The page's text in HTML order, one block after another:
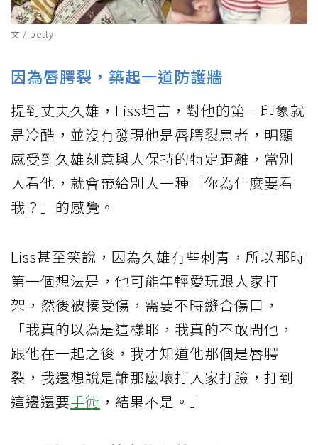
文 / betty
因為唇腭裂，築起一道防護牆
提到丈夫久雄，Liss坦言，對他的第一印象就
是冷酷，並沒有發現他是唇腭裂患者，明顯
感受到久雄刻意與人保持的特定距離，當別
人看他，就會帶給別人一種「你為什麼要看
我？」的感覺。
Liss甚至笑說，因為久雄有些刺青，所以那時
第一個想法是，他可能年輕愛玩跟人家打
架，然後被揍受傷，需要不時縫合傷口，
「我真的以為是這樣耶，我真的不敢問他，
跟他在一起之後，我才知道他那個是唇腭
裂，我還想說是誰那麼壞打人家打臉，打到
這邊還要手術 ，結果不是。」